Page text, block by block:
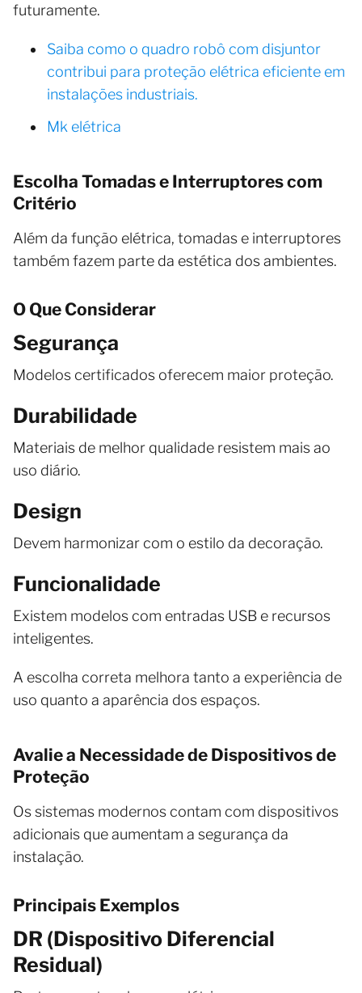
futuramente.
Saiba como o quadro robô com disjuntor
contribui para proteção elétrica eficiente em
instalações industriais.
Mk elétrica
Escolha Tomadas e Interruptores com
Critério
Além da função elétrica, tomadas e interruptores
também fazem parte da estética dos ambientes.
O Que Considerar
Segurança
Modelos certificados oferecem maior proteção.
Durabilidade
Materiais de melhor qualidade resistem mais ao
uso diário.
Design
Devem harmonizar com o estilo da decoração.
Funcionalidade
Existem modelos com entradas USB e recursos
inteligentes.
A escolha correta melhora tanto a experiência de
uso quanto a aparência dos espaços.
Avalie a Necessidade de Dispositivos de
Proteção
Os sistemas modernos contam com dispositivos
adicionais que aumentam a segurança da
instalação.
Principais Exemplos
DR (Dispositivo Diferencial
Residual)